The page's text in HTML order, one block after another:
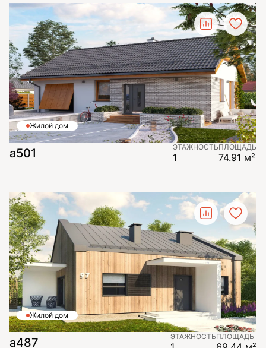
Жилой дом
а501 ЭТАЖНОСТЬ
1
ПЛОЩАДЬ
74.91 м²
Жилой дом
а487 ЭТАЖНОСТЬПЛОЩАДЬ